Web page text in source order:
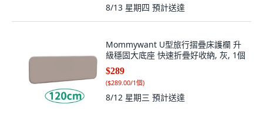
8/13 星期四 預計送達
Mommywant U型旅行摺疊床護欄 升
級穩固大底座 快速折疊好收納, 灰, 1個
$289
($289.00/1個)
8/12 星期三 預計送達